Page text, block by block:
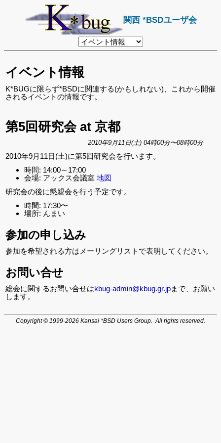
関西 *BSDユーザ会
リ
ン
ペ
ー
ジ
イベント情報
K*BUGに限らず*BSDに関連する(かもしれない)、これから開催
されるイベントの情報です。
第5回研究会 at 京都
2010年9月11日(土) 04時00分〜08時00分
2010年9月11日(土)に第5回研究会を行います。
時間: 14:00～17:00
会場: アックス会議室 地図
研究会の後に懇親会を行う予定です。
時間: 17:30〜
場所: んまい
参加の申し込み
参加を希望される方はメーリングリストで表明してください。
お問い合せ
総会に関するお問い合せはkbug-admin@kbug.gr.jpまで、お願い
します。
Copyright © 1999-2026 Kansai *BSD Users Group. All rights reserved.